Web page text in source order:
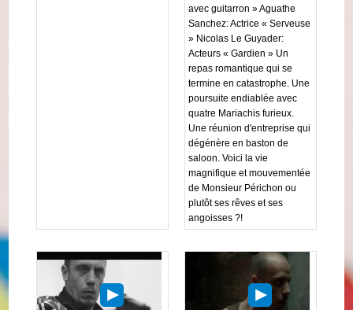
avec guitarron » Aguathe
Sanchez: Actrice « Serveuse
» Nicolas Le Guyader:
Acteurs « Gardien » Un
repas romantique qui se
termine en catastrophe. Une
poursuite endiablée avec
quatre Mariachis furieux.
Une réunion d'entreprise qui
dégénère en baston de
saloon. Voici la vie
magnifique et mouvementée
de Monsieur Périchon ou
plutôt ses rêves et ses
angoisses ?!